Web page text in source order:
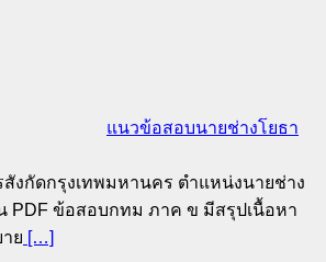
แนวข้อสอบนายช่างโยธา
งกัดกรุงเทพมหานคร ตำแหน่งนายช่าง
PDF ข้อสอบกทม ภาค ข มีสรุปเนื้อหา
ย […]